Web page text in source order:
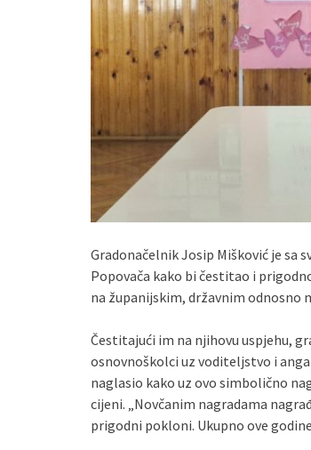
Gradonačelnik Josip Mišković je sa
Popovača kako bi čestitao i
na županijskim, državnim odnosno
Čestitajući im na njihovu uspjehu,
osnovnoškolci uz voditeljstvo i
naglasio kako uz ovo simbolično
cijeni. „Novčanim nagradama
prigodni pokloni. Ukupno ove